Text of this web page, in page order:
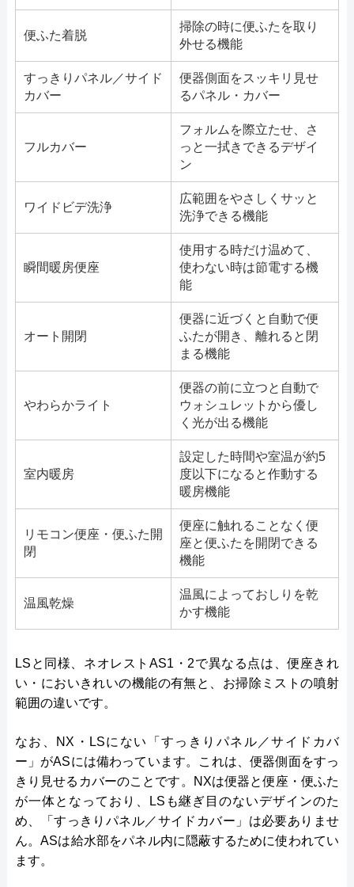
便ふた着脱
掃除の時に便ふたを取り
外せる機能
すっきりパネル／サイド
カバー
便器側面をスッキリ見せ
るパネル・カバー
フルカバー
フォルムを際立たせ、さ
っと一拭きできるデザイ
ン
ワイドビデ洗浄
広範囲をやさしくサッと
洗浄できる機能
瞬間暖房便座
使用する時だけ温めて、
使わない時は節電する機
能
オート開閉
便器に近づくと自動で便
ふたが開き、離れると閉
まる機能
やわらかライト
便器の前に立つと自動で
ウォシュレットから優し
く光が出る機能
室内暖房
設定した時間や室温が約5
度以下になると作動する
暖房機能
リモコン便座・便ふた開
閉
便座に触れることなく便
座と便ふたを開閉できる
機能
温風乾燥
温風によっておしりを乾
かす機能
LSと同様、ネオレストAS1・2で異なる点は、便座きれ
い・においきれいの機能の有無と、お掃除ミストの噴射
範囲の違いです。
なお、NX・LSにない「すっきりパネル／サイドカバ
ー」がASには備わっています。これは、便器側面をすっ
きり見せるカバーのことです。NXは便器と便座・便ふた
が一体となっており、LSも継ぎ目のないデザインのた
め、「すっきりパネル／サイドカバー」は必要ありませ
ん。ASは給水部をパネル内に隠蔽するために使われてい
ます。